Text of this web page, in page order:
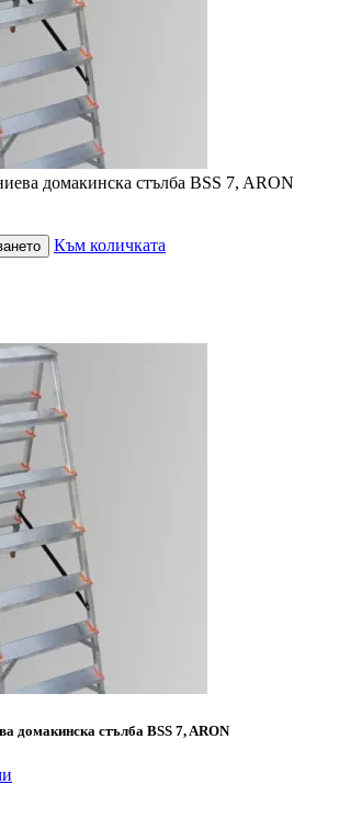
домакинска стълба BSS 7, ARON
Към количката
домакинска стълба BSS 7, ARON